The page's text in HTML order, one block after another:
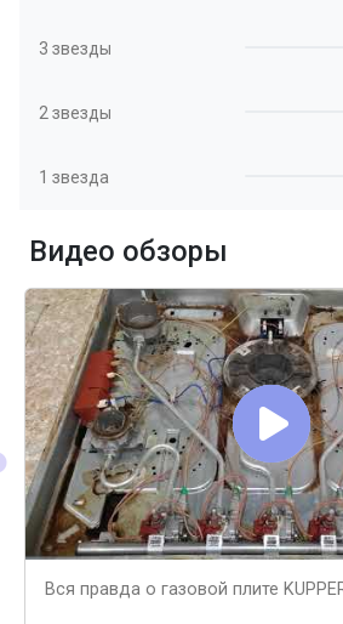
3 звезды
2 звезды
1 звезда
Видео обзоры
Вся правда о газовой плите